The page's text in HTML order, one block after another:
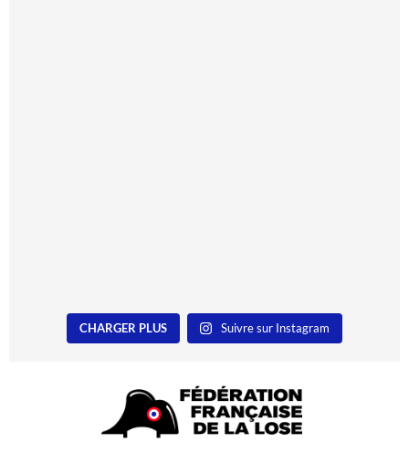
CHARGER PLUS Suivre sur Instagram